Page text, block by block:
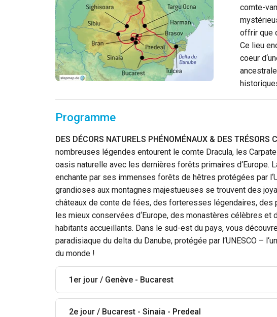
comte-
offrir que
Ce lieu
coeur
Programme
DES DÉCORS NATURELS PHÉNOMÉNAUX & DES TRÉSORS
nombreuses légendes entourent le comte Dracula, les
oasis naturelle avec les dernières forêts primaires d‘Europe.
enchante par ses immenses forêts de hêtres protégées par
grandioses aux montagnes majestueuses se trouvent des
châteaux de conte de fées, des forteresses légendaires,
les mieux conservées d‘Europe, des monastères célèbres et
habitants accueillants. Dans le sud-est du pays, vous
paradisiaque du delta du Danube, protégée par l‘UNESCO –
du monde !
1er jour / Genève - Bucarest
2e jour / Bucarest - Sinaia - Predeal